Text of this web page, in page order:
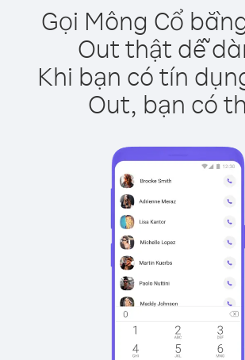
Gọi Mông Cổ
Out thật dễ
Khi bạn có tín
Out, bạn có